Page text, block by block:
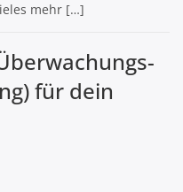
mehr […]
für dein